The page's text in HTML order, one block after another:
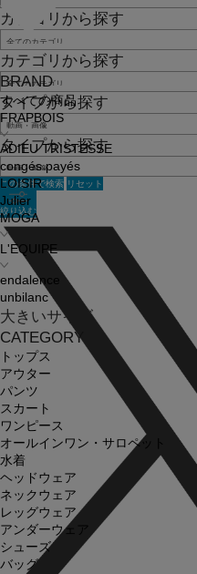
BRAND
すべての商品
FRAPBOIS
ADIEU TRISTESSE
congés payés
LOISIR
Julier
MOGA
L'EQUIPE
endalence
unbilanc
大きいサイズ
CATEGORY
トップス
アウター
パンツ
スカート
ワンピース
オールインワン・サロペット
水着
ヘッドウェア
ネックウェア
レッグウェア
アンダーウェア
シューズ
バッグ
カテゴリから探す
カテゴリから探す
タイプから探す
タイプから探す
この条件で検索 リセット
絞り込む